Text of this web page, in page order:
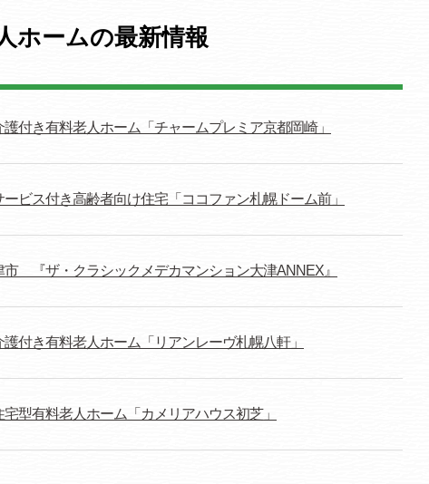
ホームの最新情報
付き有料老人ホーム「チャームプレミア京都岡崎」
ビス付き高齢者向け住宅「ココファン札幌ドーム前」
市 『ザ・クラシックメデカマンション大津ANNEX』
付き有料老人ホーム「リアンレーヴ札幌八軒」
型有料老人ホーム「カメリアハウス初芝」